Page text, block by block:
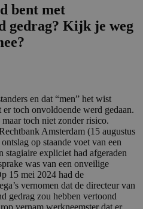
bent met
gedrag? Kijk je weg
en dat “men” het wist
toch onvoldoende werd gedaan.
toch niet zonder risico.
Amsterdam (15 augustus
op staande voet van een
stagiaire expliciet had afgeraden
was van een onveilige
15 mei 2024 had de
vernomen dat de directeur van
gedrag zou hebben vertoond
vernam werkneemster dat er